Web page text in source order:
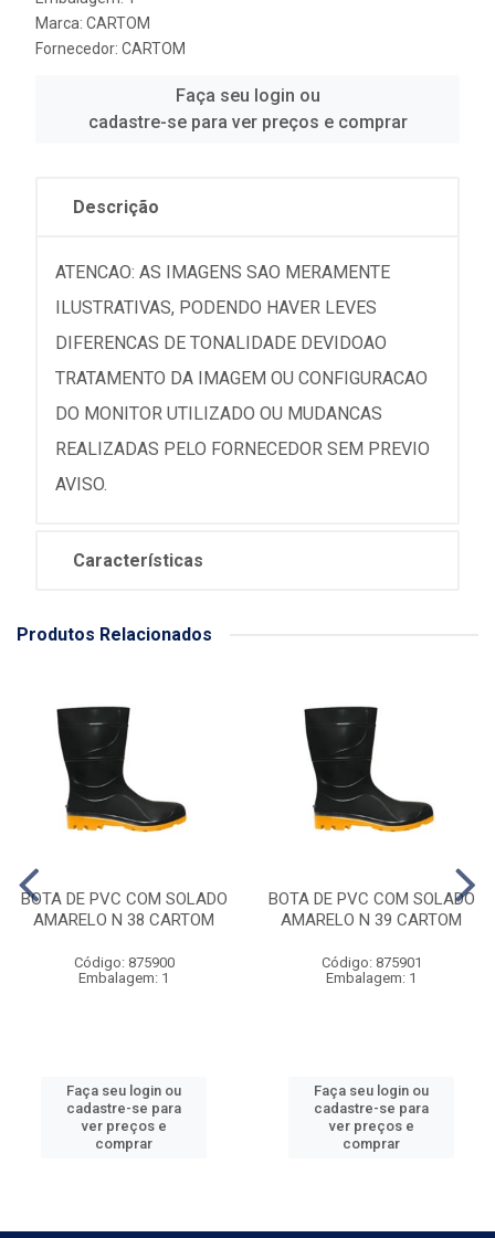
Marca: CARTOM
Fornecedor: CARTOM
Faça seu login ou
cadastre-se para ver preços e comprar
Descrição
ATENCAO: AS IMAGENS SAO MERAMENTE
ILUSTRATIVAS, PODENDO HAVER LEVES
DIFERENCAS DE TONALIDADE DEVIDOAO
TRATAMENTO DA IMAGEM OU CONFIGURACAO
DO MONITOR UTILIZADO OU MUDANCAS
REALIZADAS PELO FORNECEDOR SEM PREVIO
AVISO.
Características
Produtos Relacionados
BOTA DE PVC COM SOLADO
AMARELO N 38 CARTOM
Código: 875900
Embalagem: 1
Faça seu login ou
cadastre-se para
ver preços e
comprar
BOTA DE PVC COM SOLADO
AMARELO N 39 CARTOM
Código: 875901
Embalagem: 1
Faça seu login ou
cadastre-se para
ver preços e
comprar